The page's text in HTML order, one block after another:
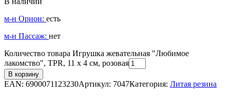
м-н Орион: есть
м-н Пассаж: нет
Количество товара Игрушка жевательная "Любимое
лакомство", TPR, 11 х 4 см, розовая
В корзину
EAN: 6900071123230Артикул: 7047Категория: Литая резина